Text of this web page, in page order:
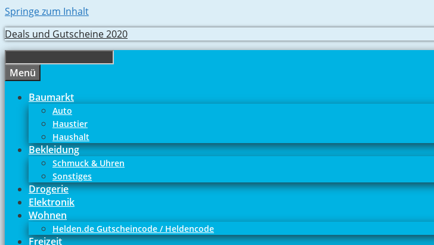
Springe zum Inhalt
Deals und Gutscheine 2020
Menü
Baumarkt
Auto
Haustier
Haushalt
Bekleidung
Schmuck & Uhren
Sonstiges
Drogerie
Elektronik
Wohnen
Helden.de Gutscheincode / Heldencode
Freizeit